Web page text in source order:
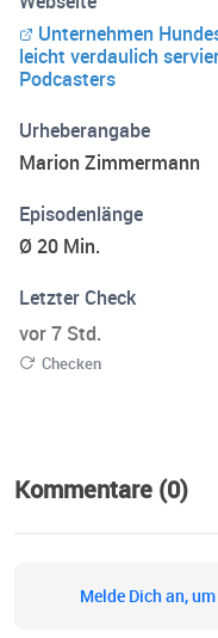
es nur tun!
Unternehmen
leicht verdaulich
Podcasters
Urheberangabe
Marion Zimmermann
Episodenlänge
Ø 20 Min.
Letzter Check
vor 7 Std.
Checken
Kommentare (0)
Melde Dich an,